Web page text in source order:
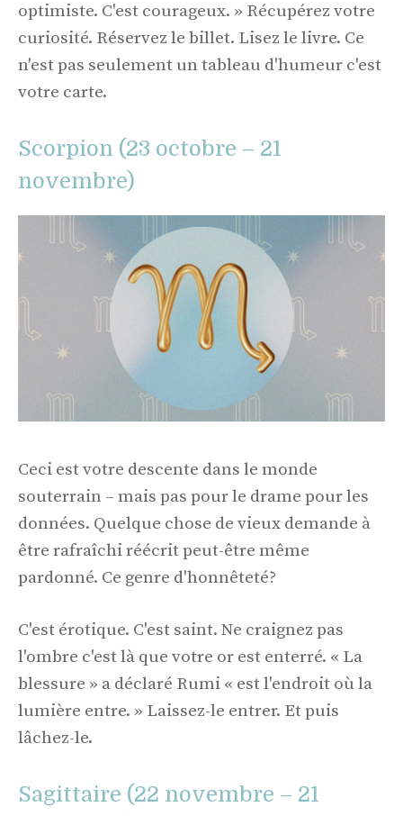
optimiste. C'est courageux. » Récupérez votre
curiosité. Réservez le billet. Lisez le livre. Ce
n'est pas seulement un tableau d'humeur c'est
votre carte.
Scorpion (23 octobre – 21
novembre)
Ceci est votre descente dans le monde
souterrain – mais pas pour le drame pour les
données. Quelque chose de vieux demande à
être rafraîchi réécrit peut-être même
pardonné. Ce genre d'honnêteté?
C'est érotique. C'est saint. Ne craignez pas
l'ombre c'est là que votre or est enterré. « La
blessure » a déclaré Rumi « est l'endroit où la
lumière entre. » Laissez-le entrer. Et puis
lâchez-le.
Sagittaire (22 novembre – 21